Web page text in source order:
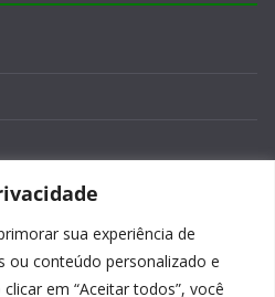
sua experiência de
ou conteúdo personalizado e
em “Aceitar todos”, você